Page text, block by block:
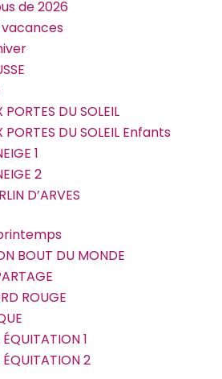
de 2026
vacances
PORTES DU SOLEIL
PORTES DU SOLEIL Enfants
1
2
D’ARVES
BOUT DU MONDE
ROUGE
1
2